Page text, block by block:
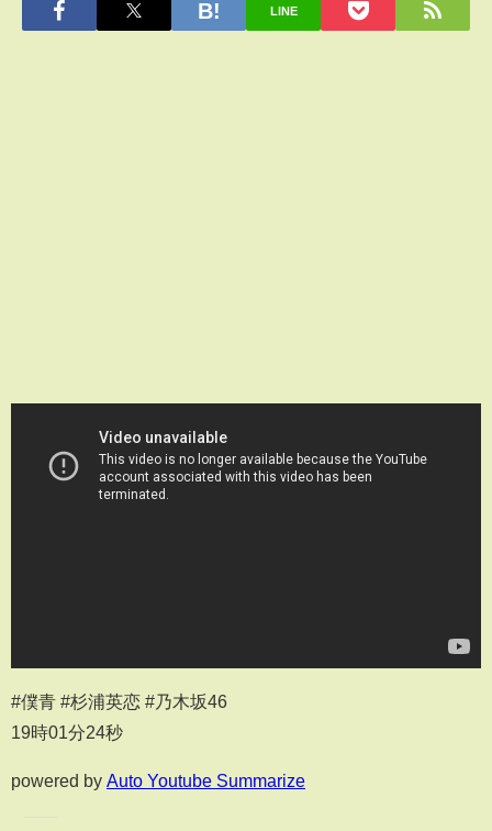
LINE
#僕青 #杉浦英恋 #乃木坂46
19時01分24秒
powered by Auto Youtube Summarize